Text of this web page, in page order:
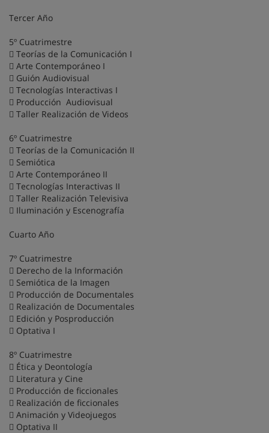
Tercer Año
5º Cuatrimestre
 Teorías de la Comunicación I
 Arte Contemporáneo I
 Guión Audiovisual
 Tecnologías Interactivas I
 Producción Audiovisual
 Taller Realización de Videos
6º Cuatrimestre
 Teorías de la Comunicación II
 Semiótica
 Arte Contemporáneo II
 Tecnologías Interactivas II
 Taller Realización Televisiva
 Iluminación y Escenografía
Cuarto Año
7º Cuatrimestre
 Derecho de la Información
 Semiótica de la Imagen
 Producción de Documentales
 Realización de Documentales
 Edición y Posproducción
 Optativa I
8º Cuatrimestre
 Ética y Deontología
 Literatura y Cine
 Producción de ficcionales
 Realización de ficcionales
 Animación y Videojuegos
 Optativa II